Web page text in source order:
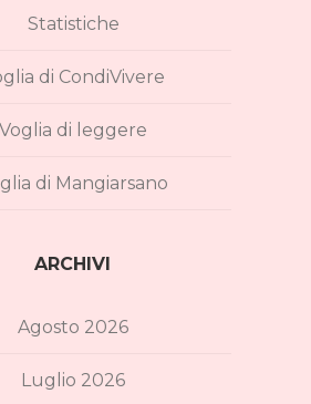
Statistiche
di CondiVivere
Voglia di leggere
di Mangiarsano
ARCHIVI
Agosto 2026
Luglio 2026